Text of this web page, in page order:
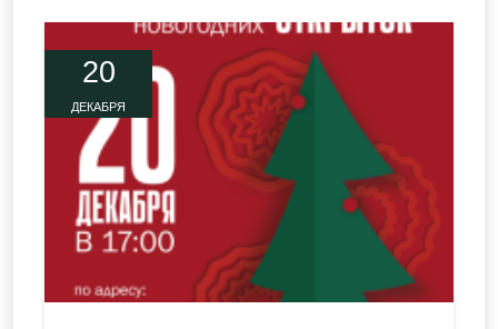
20
ДЕКАБРЯ